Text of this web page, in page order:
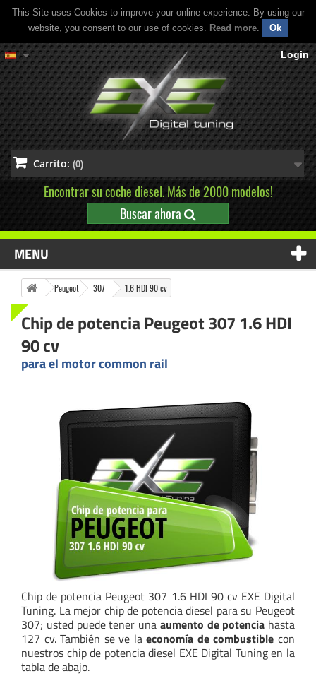
This Site uses Cookies to improve your online experience. By using our
website, you consent to our use of cookies. Read more. Ok
Login
Carrito: (0)
Encontrar su coche diesel. Más de 2000 modelos!
Buscar ahora
MENU
Peugeot 307 1.6 HDI 90 cv
Chip de potencia Peugeot 307 1.6 HDI
90 cv
para el motor common rail
Chip de potencia Peugeot 307 1.6 HDI 90 cv EXE Digital
Tuning. La mejor chip de potencia diesel para su Peugeot
307; usted puede tener una aumento de potencia hasta
127 cv. También se ve laeconomía de combustiblecon
nuestros chip de potencia diesel EXE Digital Tuning en la
tabla de abajo.